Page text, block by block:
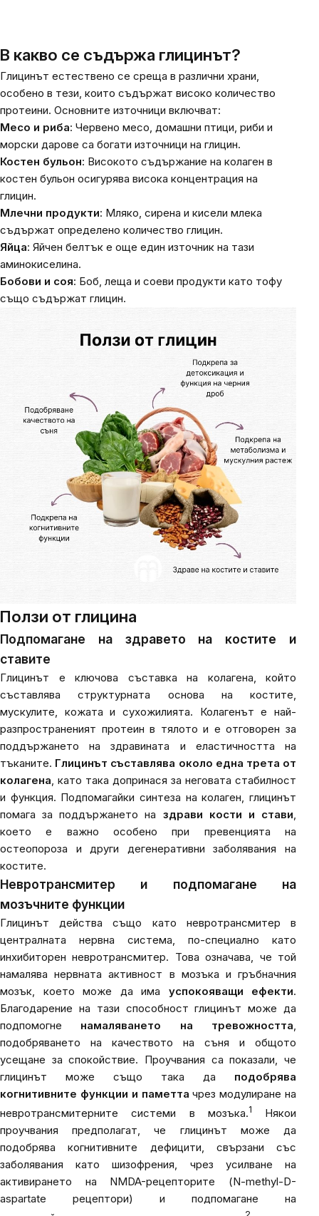
В какво се съдържа глицинът?
Глицинът естествено се среща в различни храни,
особено в тези, които съдържат високо количество
протеини. Основните източници включват:
Месо и риба: Червено месо, домашни птици, риби и
морски дарове са богати източници на глицин.
Костен бульон: Високото съдържание на колаген в
костен бульон осигурява висока концентрация на
глицин.
Млечни продукти: Мляко, сирена и кисели млека
съдържат определено количество глицин.
Яйца: Яйчен белтък е още един източник на тази
аминокиселина.
Бобови и соя: Боб, леща и соеви продукти като тофу
също съдържат глицин.
Ползи от глицина
Подпомагане на здравето на костите и
ставите
Глицинът е ключова съставка на колагена, който
съставлява структурната основа на костите,
мускулите, кожата и сухожилията. Колагенът е най-
разпространеният протеин в тялото и е отговорен за
поддържането на здравината и еластичността на
тъканите. Глицинът съставлява около една трета от
колагена, като така допринася за неговата стабилност
и функция. Подпомагайки синтеза на колаген, глицинът
помага за поддържането на здрави кости и стави,
което е важно особено при превенцията на
остеопороза и други дегенеративни заболявания на
костите.
Невротрансмитер и подпомагане на
мозъчните функции
Глицинът действа също като невротрансмитер в
централната нервна система, по-специално като
инхибиторен невротрансмитер. Това означава, че той
намалява нервната активност в мозъка и гръбначния
мозък, което може да има успокояващи ефекти.
Благодарение на тази способност глицинът може да
подпомогне намаляването на тревожността,
подобряването на качеството на съня и общото
усещане за спокойствие. Проучвания са показали, че
глицинът може също така да подобрява
когнитивните функции и паметта чрез модулиране на
невротрансмитерните системи в мозъка.1
Някои
проучвания предполагат, че глицинът може да
подобрява когнитивните дефицити, свързани със
заболявания като шизофрения, чрез усилване на
активирането на NMDA-рецепторите (N-methyl-D-
aspartate рецептори) и подпомагане на